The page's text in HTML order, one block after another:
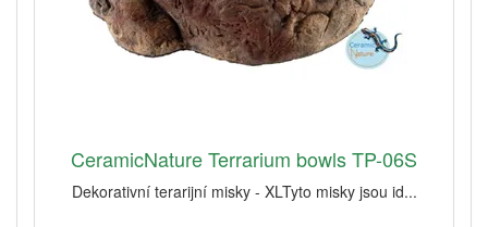
CeramicNature Terrarium bowls TP-06S
Dekorativní terarijní misky - XLTyto misky jsou id...